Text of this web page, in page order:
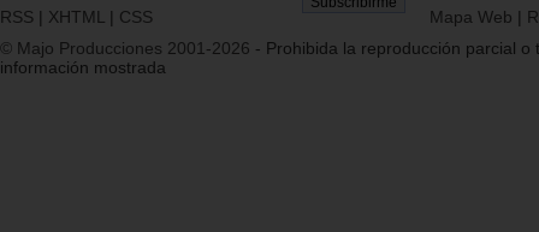
RSS | XHTML | CSS Mapa Web |
© Majo Producciones 2001-2026 - Prohibida la reproducción parcial o
información mostrada